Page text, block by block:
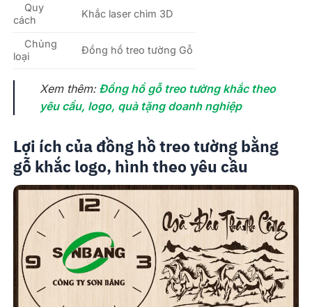
Quy
cách
Khắc laser chìm 3D
Chủng
loại
Đồng hồ treo tường Gỗ
Xem thêm: Đồng hồ gỗ treo tường khắc theo
yêu cầu, logo, quà tặng doanh nghiệp
Lợi ích của đồng hồ treo tường bằng
gỗ khắc logo, hình theo yêu cầu